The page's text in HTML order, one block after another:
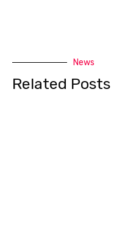
News
Related Posts